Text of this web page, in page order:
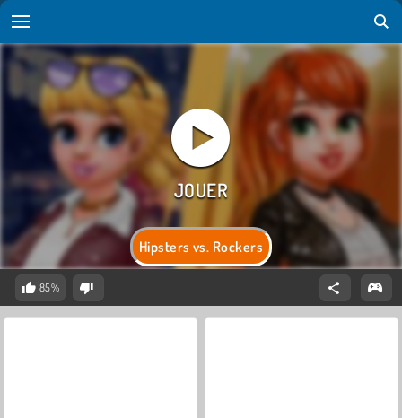
Hipsters vs. Rockers
85%